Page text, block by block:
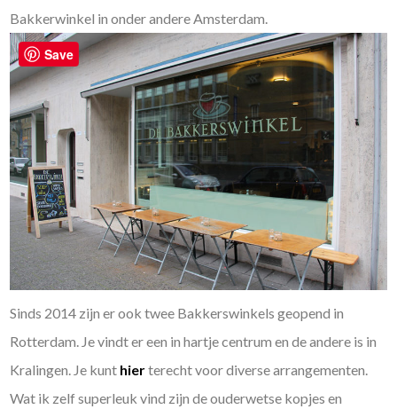
Bakkerwinkel in onder andere Amsterdam.
Sinds 2014 zijn er ook twee Bakkerswinkels geopend in
Rotterdam. Je vindt er een in hartje centrum en de andere is in
Kralingen. Je kunt hierterecht voor diverse arrangementen.
Wat ik zelf superleuk vind zijn de ouderwetse kopjes en
Save